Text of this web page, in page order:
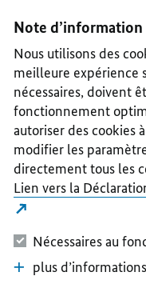
II
III
IV
V
Note
Nous utilisons des
meilleure expérience
nécessaires, doivent
fonctionnement
autoriser des cookies
modifier les
directement tous les
Lien vers la
Nécessaires au
plus d’informations